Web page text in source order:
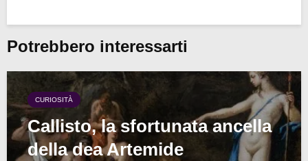
Potrebbero interessarti
CURIOSITÀ
Callisto, la sfortunata ancella
della dea Artemide